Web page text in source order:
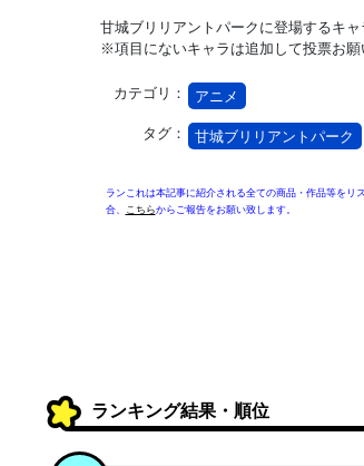
甘城ブリリアントパークに登場するキ
※項目にないキャラは追加して投票お願
カテゴリ： アニメ
タグ： 甘城ブリリアントパーク
ランこれは本記事に紹介される全ての商品・作品等を
合、
こちらからご報告をお願い致します。
ランキング結果・順位